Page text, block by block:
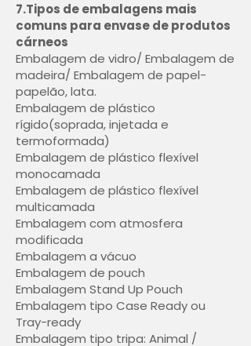
7.Tipos de embalagens mais
comuns para envase de produtos
cárneos
Embalagem de vidro/ Embalagem de
madeira/ Embalagem de papel-
papelão, lata.
Embalagem de plástico
rígido(soprada, injetada e
termoformada)
Embalagem de plástico flexível
monocamada
Embalagem de plástico flexível
multicamada
Embalagem com atmosfera
modificada
Embalagem a vácuo
Embalagem de pouch
Embalagem Stand Up Pouch
Embalagem tipo Case Ready ou
Tray-ready
Embalagem tipo tripa: Animal /